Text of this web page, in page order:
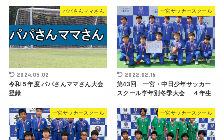
パパさんママさん
2024.05.02
令和５年度 パパさんママさん大会
登録
一宮サッカースクール
2022.02.16
第43回 一宮・中日少年サッカー
スクール学年別冬季大会 ４年生
一宮サッカースクール 一宮サッカースクール